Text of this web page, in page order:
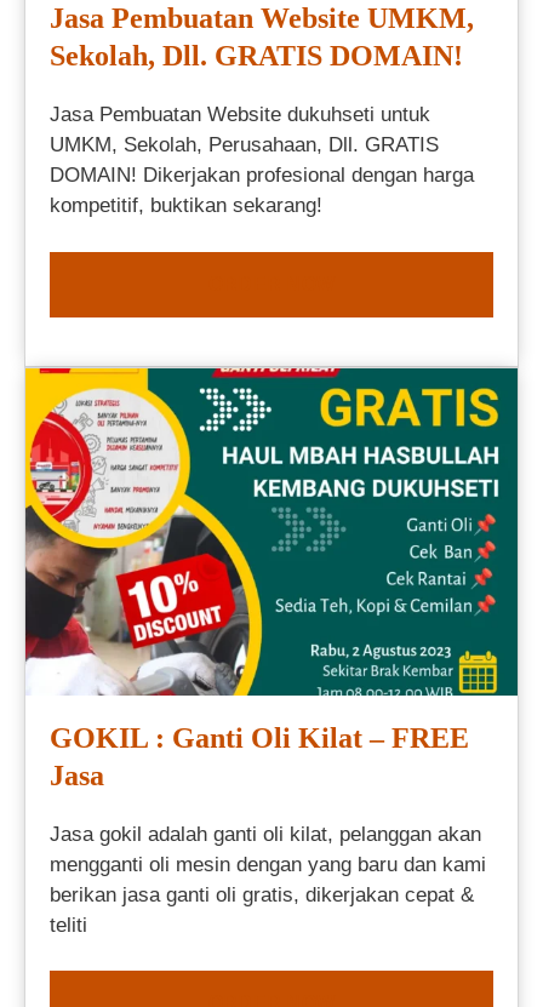
Jasa Pembuatan Website UMKM,
Sekolah, Dll. GRATIS DOMAIN!
Jasa Pembuatan Website dukuhseti untuk
UMKM, Sekolah, Perusahaan, Dll. GRATIS
DOMAIN! Dikerjakan profesional dengan harga
kompetitif, buktikan sekarang!
GOKIL : Ganti Oli Kilat – FREE
Jasa
Jasa gokil adalah ganti oli kilat, pelanggan akan
mengganti oli mesin dengan yang baru dan kami
berikan jasa ganti oli gratis, dikerjakan cepat &
teliti